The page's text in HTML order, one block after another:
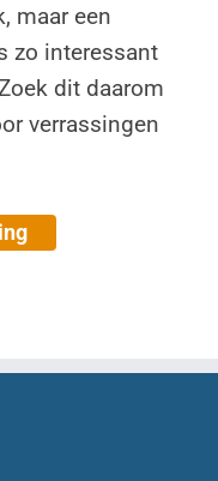
maar een
zo interessant
dit daarom
verrassingen